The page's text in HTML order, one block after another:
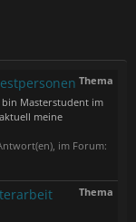
Thema
bin Masterstudent im
meine
im Forum:
Thema